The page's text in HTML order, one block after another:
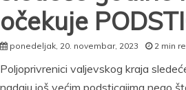
očekuje
ponedeljak, 20. novembar, 2023 2 min
Poljoprivrenici valjevskog kraja
nadaju još većim podsticajima nego